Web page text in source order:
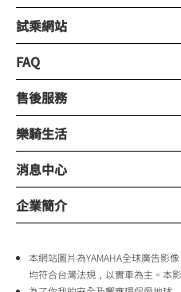
試乘網站
FAQ
售後服務
樂騎生活
消息中心
企業簡介
本網站圖片為YAMAHA全球廣告影
均符合台灣法規，以實車為主。本